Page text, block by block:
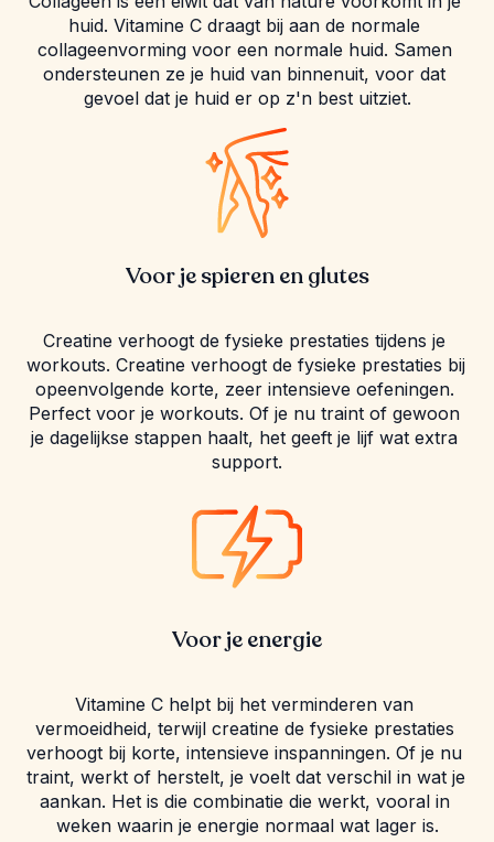
huid. Vitamine C draagt bij aan de normale
collageenvorming voor een normale huid. Samen
ondersteunen ze je huid van binnenuit, voor dat
gevoel dat je huid er op z'n best uitziet.
Voor je spieren en glutes
Creatine verhoogt de fysieke prestaties tijdens je
workouts. Creatine verhoogt de fysieke prestaties bij
opeenvolgende korte, zeer intensieve oefeningen.
Perfect voor je workouts. Of je nu traint of gewoon
je dagelijkse stappen haalt, het geeft je lijf wat extra
support.
Voor je energie
Vitamine C helpt bij het verminderen van
vermoeidheid, terwijl creatine de fysieke prestaties
verhoogt bij korte, intensieve inspanningen. Of je nu
traint, werkt of herstelt, je voelt dat verschil in wat je
aankan. Het is die combinatie die werkt, vooral in
weken waarin je energie normaal wat lager is.